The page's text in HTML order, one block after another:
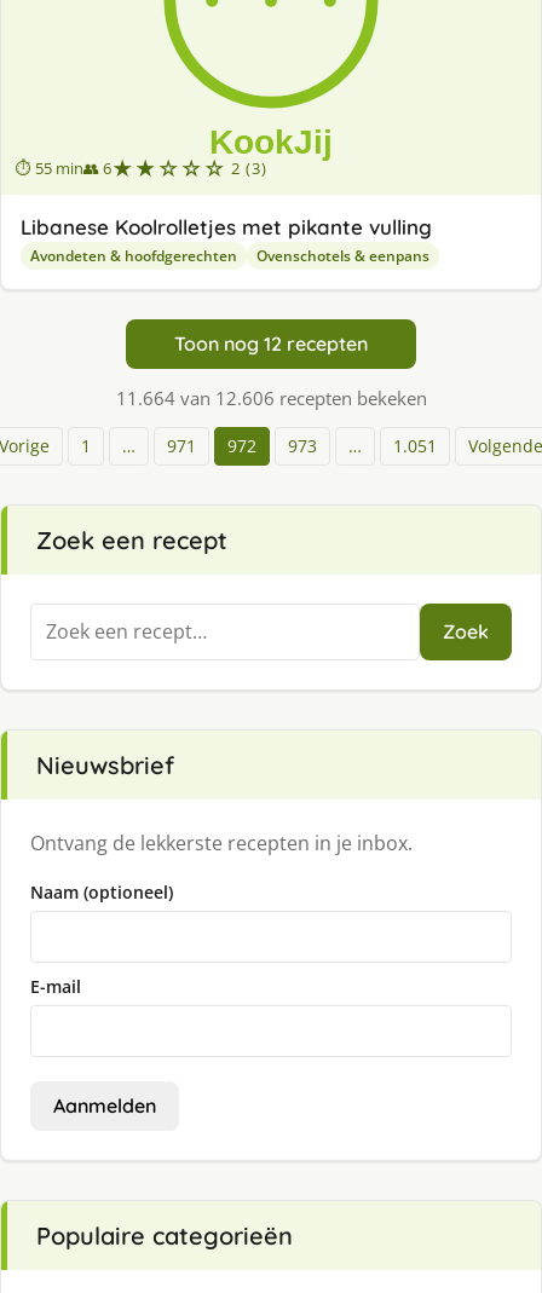
⏱ 55 min👥 6★★☆☆☆ 2 (3)
Libanese Koolrolletjes met pikante vulling
Avondeten & hoofdgerechten Ovenschotels & eenpans
Toon nog 12 recepten
11.664 van 12.606 recepten bekeken
Vorige 1 … 971 972 973 … 1.051 Volgende
Zoek een recept
Zoeken
naar:
Zoek
Nieuwsbrief
Ontvang de lekkerste recepten in je inbox.
Naam (optioneel)
E-mail
Aanmelden
Populaire categorieën